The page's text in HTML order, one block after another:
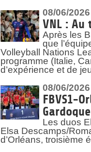
08/06/2026
VNL : Au
Après les
que
Volleyball Nations
programme (Italie,
d’expérience et de
08/06/2026
FBVS1-
Les duos
Elsa Descamps/
d’Orléans, troisième